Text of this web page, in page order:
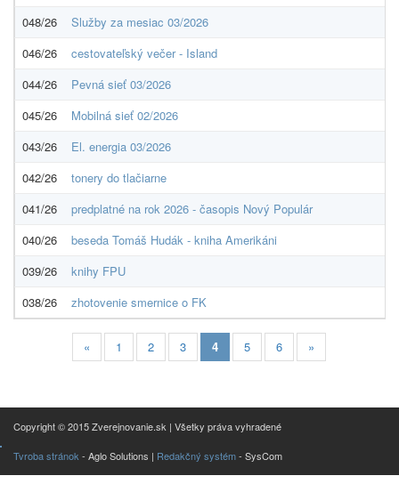
048/26
Služby za mesiac 03/2026
046/26
cestovateľský večer - Island
044/26
Pevná sieť 03/2026
045/26
Mobilná sieť 02/2026
043/26
El. energia 03/2026
042/26
tonery do tlačiarne
041/26
predplatné na rok 2026 - časopis Nový Populár
040/26
beseda Tomáš Hudák - kniha Amerikáni
039/26
knihy FPU
038/26
zhotovenie smernice o FK
« 1 2 3 4 5 6 »
Copyright © 2015 Zverejnovanie.sk | Všetky práva vyhradené
Tvroba stránok - Aglo Solutions | Redakčný systém- SysCom